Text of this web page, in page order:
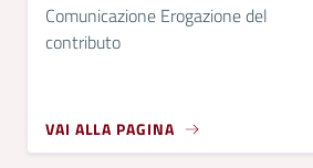
Comunicazione Erogazione del
contributo
VAI ALLA PAGINA